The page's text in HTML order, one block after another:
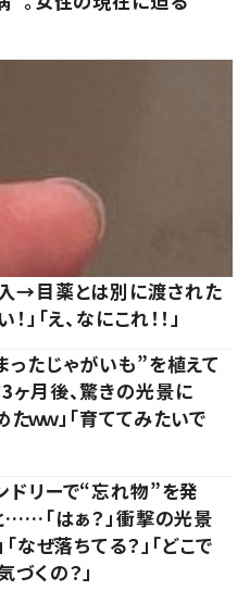
→目薬とは別に渡された
「え、なにこれ！！」
ったじゃがいも”を植えて
月後、驚きの光景に
たｗｗ」「育ててみたいで
ドリーで“忘れ物”を発
……「はぁ？」衝撃の光景
「なぜ落ちてる？」「どこで
くの？」